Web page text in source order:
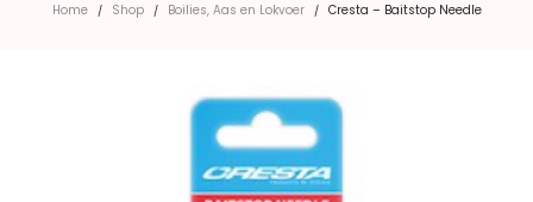
Home / Shop / Boilies, Aas en Lokvoer / Cresta – Baitstop Needle